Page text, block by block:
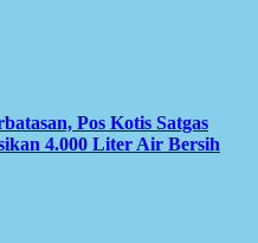
Pos Kotis Satgas
4.000 Liter Air Bersih